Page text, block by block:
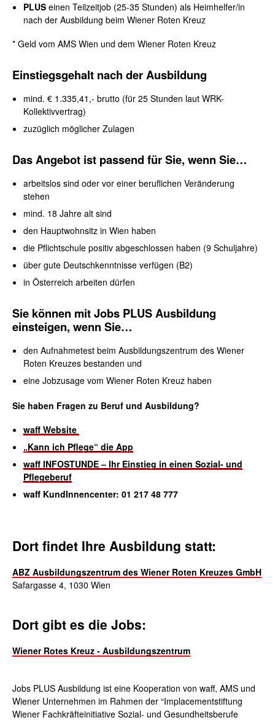
PLUSeinen Teilzeitjob (25-35 Stunden) als Heimhelfer/in
nach der Ausbildung beim Wiener Roten Kreuz
* Geld vom AMS Wien und dem Wiener Roten Kreuz
Einstiegsgehalt nach der Ausbildung
mind. € 1.335,41,- brutto (für 25 Stunden laut WRK-
Kollektivvertrag)
zuzüglich möglicher Zulagen
Das Angebot ist passend für Sie, wenn Sie…
arbeitslos sind oder vor einer beruflichen Veränderung
stehen
mind. 18 Jahre alt sind
den Hauptwohnsitz in Wien haben
die Pflichtschule positiv abgeschlossen haben (9 Schuljahre)
über gute Deutschkenntnisse verfügen (B2)
in Österreich arbeiten dürfen
Sie können mit Jobs PLUS Ausbildung
einsteigen, wenn Sie…
den Aufnahmetest beim Ausbildungszentrum des Wiener
Roten Kreuzes bestanden und
eine Jobzusage vom Wiener Roten Kreuz haben
Sie haben Fragen zu Beruf und Ausbildung?
waff Website
„Kann ich Pflege“ die App
waff INFOSTUNDE – Ihr Einstieg in einen Sozial- und
Pflegeberuf
waff KundInnen­center: 01 217 48 777
Dort findet Ihre Ausbildung statt:
ABZ Ausbildungszentrum des Wiener Roten Kreuzes GmbH
Safargasse 4, 1030 Wien
Dort gibt es die Jobs:
Wiener Rotes Kreuz - Ausbildungszentrum
Jobs PLUS Ausbildung ist eine Kooperation von waff, AMS und
Wiener Unternehmen im Rahmen der “Implacementstiftung
Wiener Fachkräfteinitiative Sozial- und Gesundheitsberufe